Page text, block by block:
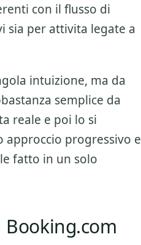
con il flusso di
sia per attivita legate a
intuizione, ma da
semplice da
reale e poi lo si
progressivo e
fatto in un solo